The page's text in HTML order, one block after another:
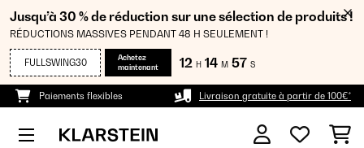
Jusqu’à 30 % de réduction sur une sélection de produits !
RÉDUCTIONS MASSIVES PENDANT 48 H SEULEMENT !
FULLSWING30
Achetez
maintenant
12 H 14 M 57 S
Paiements flexibles Livraison gratuite à partir de 100€*